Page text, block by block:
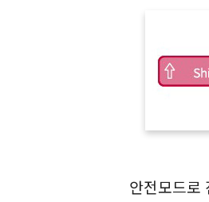
안전모드로